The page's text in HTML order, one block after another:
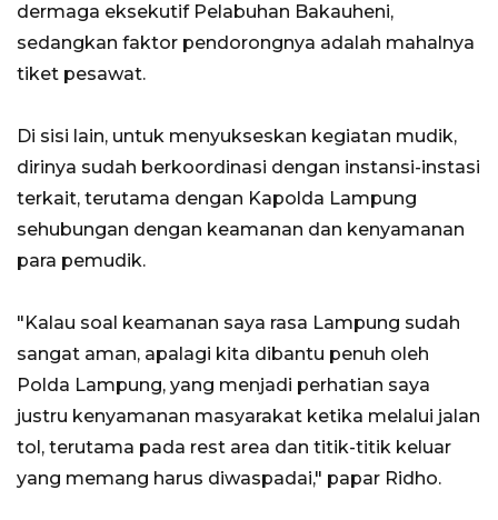
dermaga eksekutif Pelabuhan Bakauheni,
sedangkan faktor pendorongnya adalah mahalnya
tiket pesawat.
Di sisi lain, untuk menyukseskan kegiatan mudik,
dirinya sudah berkoordinasi dengan instansi-instasi
terkait, terutama dengan Kapolda Lampung
sehubungan dengan keamanan dan kenyamanan
para pemudik.
"Kalau soal keamanan saya rasa Lampung sudah
sangat aman, apalagi kita dibantu penuh oleh
Polda Lampung, yang menjadi perhatian saya
justru kenyamanan masyarakat ketika melalui jalan
tol, terutama pada rest area dan titik-titik keluar
yang memang harus diwaspadai," papar Ridho.